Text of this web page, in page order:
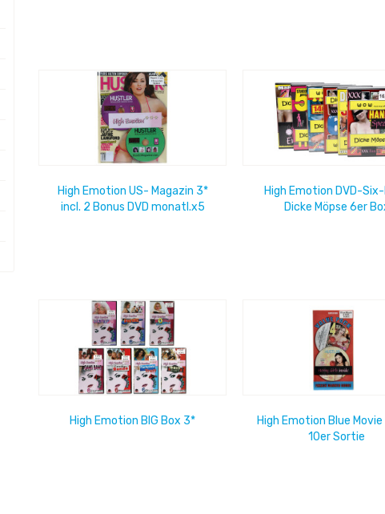
High Emotion US- Magazin 3*
incl. 2 Bonus DVD monatl.x5
High Emotion DVD-
Dicke Möpse 6er
High Emotion BIG Box 3*
High Emotion Blue Movie
10er Sortie